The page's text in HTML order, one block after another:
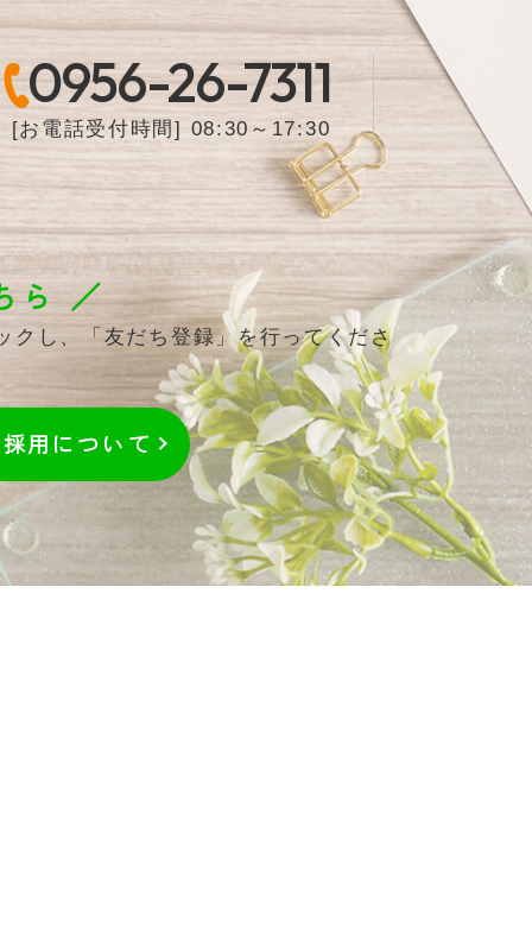
0956-26-7311
[お電話受付時間] 08:30～17:30
ら ／
クし、「友だち登録」を行ってくださ
採用について